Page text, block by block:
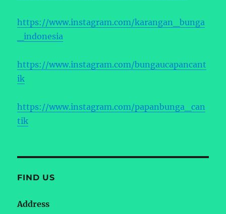
https://www.instagram.com/karangan_bunga
_indonesia
https://www.instagram.com/bungaucapancant
ik
https://www.instagram.com/papanbunga_can
tik
FIND US
Address